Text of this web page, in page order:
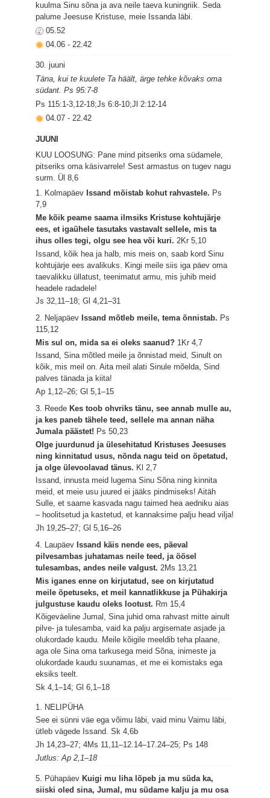
kuulma Sinu sõna ja ava neile taeva kuningriik. Seda
palume Jeesuse Kristuse, meie Issanda läbi.
05.52
04.06- 22.42
30. juuni
Täna, kui te kuulete Ta häält, ärge tehke kõvaks oma
südant. Ps 95:7-8
Ps 115:1-3,12-18;Js 6:8-10;Jl 2:12-14
04.07- 22.42
JUUNI
KUU LOOSUNG: Pane mind pitseriks oma südamele,
pitseriks oma käsivarrele! Sest armastus on tugev nagu
surm. Ül 8,6
1. Kolmapäev Issand mõistab kohut rahvastele. Ps
7,9
Me kõik peame saama ilmsiks Kristuse kohtujärje
ees, et igaühele tasutaks vastavalt sellele, mis ta
ihus olles tegi, olgu see hea või kuri. 2Kr 5,10
Issand, kõik hea ja halb, mis meis on, saab kord Sinu
kohtujärje ees avalikuks. Kingi meile siis iga päev oma
taevalikku üllatust, teenimatut armu, mis juhib meid
headele radadele!
Js 32,11–18; Gl 4,21–31
2. Neljapäev Issand mõtleb meile, tema õnnistab. Ps
115,12
Mis sul on, mida sa ei oleks saanud? 1Kr 4,7
Issand, Sina mõtled meile ja õnnistad meid, Sinult on
kõik, mis meil on. Aita meil alati Sinule mõelda, Sind
palves tänada ja kiita!
Ap 1,12–26; Gl 5,1–15
3. Reede Kes toob ohvriks tänu, see annab mulle au,
ja kes paneb tähele teed, sellele ma annan näha
Jumala päästet! Ps 50,23
Olge juurdunud ja ülesehitatud Kristuses Jeesuses
ning kinnitatud usus, nõnda nagu teid on õpetatud,
ja olge ülevoolavad tänus. Kl 2,7
Issand, innusta meid lugema Sinu Sõna ning kinnita
meid, et meie usu juured ei jääks pindmiseks! Aitäh
Sulle, et saame kasvada nagu taimed hea aedniku aias
– hoolitsetud ja kastetud, et kannaksime palju head vilja!
Jh 19,25–27; Gl 5,16–26
4. Laupäev Issand käis nende ees, päeval
pilvesambas juhatamas neile teed, ja öösel
tulesambas, andes neile valgust. 2Ms 13,21
Mis iganes enne on kirjutatud, see on kirjutatud
meile õpetuseks, et meil kannatlikkuse ja Pühakirja
julgustuse kaudu oleks lootust. Rm 15,4
Kõigeväeline Jumal, Sina juhid oma rahvast mitte ainult
pilve- ja tulesamba, vaid ka palju argisemate asjade ja
olukordade kaudu. Meile kõigile meeldib teha plaane,
aga ole Sina oma tarkusega meid Sõna, inimeste ja
olukordade kaudu suunamas, et me ei komistaks ega
eksiks teelt.
Sk 4,1–14; Gl 6,1–18
1. NELIPÜHA
See ei sünni väe ega võimu läbi, vaid minu Vaimu läbi,
ütleb vägede Issand.Sk 4,6b
Jh 14,23–27; 4Ms 11,11–12.14–17.24–25; Ps 148
Jutlus: Ap 2,1–18
5. Pühapäev Kuigi mu liha lõpeb ja mu süda ka,
siiski oled sina, Jumal, mu südame kalju ja mu osa